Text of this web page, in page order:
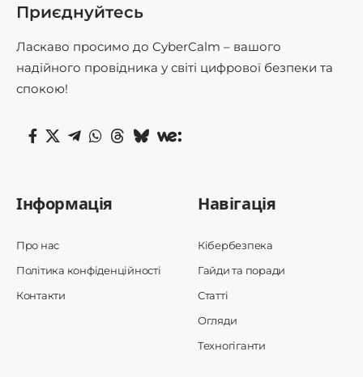
Приєднуйтесь
Ласкаво просимо до CyberCalm – вашого
надійного провідника у світі цифрової безпеки та
спокою!
Інформація
Про нас
Політика конфіденційності
Контакти
Навігація
Кібербезпека
Гайди та поради
Статті
Огляди
Техногіганти